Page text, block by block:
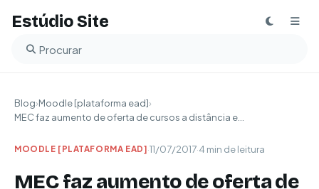
Estúdio Site
Buscar no blog
Blog›Moodle [plataforma ead]›
MEC faz aumento de oferta de cursos a distância e...
MOODLE [PLATAFORMA EAD]·11/07/2017·4 min de leitura
MEC faz aumento de oferta de